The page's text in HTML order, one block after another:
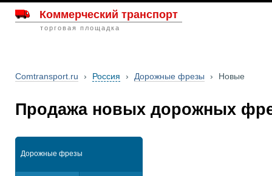
Коммерческий транспорт
торговая площадка
Comtransport.ru › Россия › Дорожные фрезы › Новые
Продажа новых дорожных
Дорожные фрезы